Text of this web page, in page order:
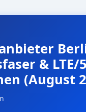
& LTE/
(August